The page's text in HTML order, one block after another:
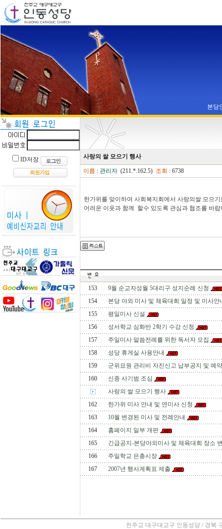
본당
ID저장 사랑의 쌀 모으기 행사
이름 : 관리자 (211.*.162.5) 조회 : 6738
한가위를 맞이하여 사회복지회에서 사랑의쌀 모으기
어려운 이웃과 함께 할수 있도록 관심과 협조를 바랍
153
9월 순교자성월 5대리구 성지순례 신청
154
본당 야외 미사 및 체육대회 일정 및 미사안
155
평일미사 신설
156
성서학교 심화반 2학기 수강 신청
157
주일미사 말씀전례를 위한 독서자 모집
158
성당 휴게실 사용안내
159
군위묘원 관리비 자진신고 납부공지 및 예
160
신종 사기범 조심
사랑의 쌀 모으기 행사
162
한가위 미사 안내 및 연미사 신청
163
10월 변경된 미사 및 전례안내
164
홈페이지 일부 개편
165
긴급공지-본당야외미사 및 체육대회 장소
166
주일학교 은총시장
167
2007년 행사계획표 제출
천주교 대구대교구 인동성당 / 경북